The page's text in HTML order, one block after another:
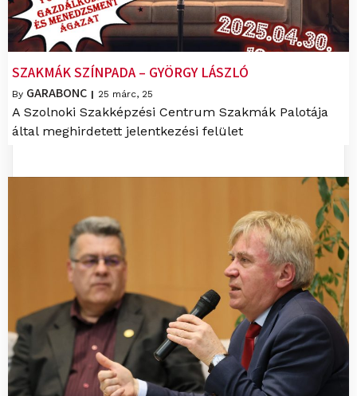
SZAKMÁK SZÍNPADA – GYÖRGY LÁSZLÓ
By GARABONC | 25 márc, 25
A Szolnoki Szakképzési Centrum Szakmák Palotája
által meghirdetett jelentkezési felület